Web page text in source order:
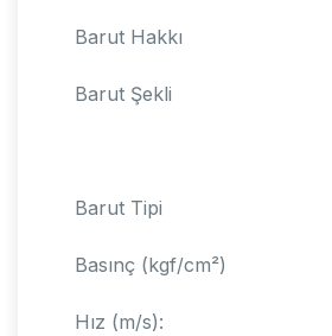
Barut Hakkı
Barut Şekli
Barut Tipi
Basınç (kgf/cm²)
Hız (m/s):